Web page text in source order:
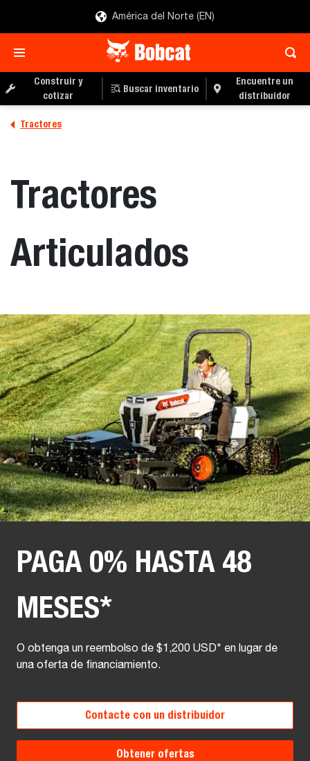
América del Norte (EN)
Construir y
cotizar
Buscar inventario
Encuentre un
distribuidor
Tractores
Tractores
Articulados
PAGA 0% HASTA 48
MESES*
O obtenga un reembolso de $1,200 USD* en lugar de
una oferta de financiamiento.
Contacte con un distribuidor
Obtener ofertas